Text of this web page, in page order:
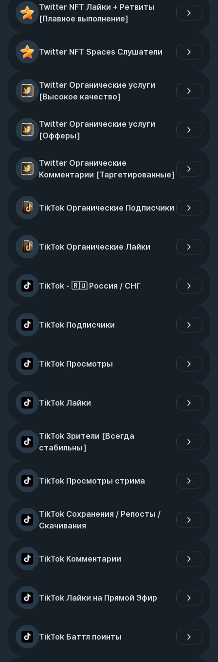
Twitter NFT Лайки + Ретвиты
[Плавное выполнение]
Twitter NFT Spaces Слушатели
Twitter Органические услуги
[Высокое качество]
Twitter Органические услуги
[Офферы]
Twitter Органические
Комментарии [Таргетированные]
TikTok Органические Подписчики
TikTok Органические Лайки
TikTok - 🇷🇺 Россия / СНГ
TikTok Подписчики
TikTok Просмотры
TikTok Лайки
TikTok Зрители [Всегда
стабильны]
TikTok Просмотры стрима
TikTok Сохранения / Репосты /
Скачивания
TikTok Комментарии
TikTok Лайки на Прямой Эфир
TikTok Баттл поинты